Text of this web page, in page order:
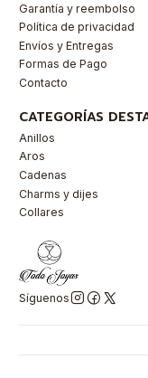
Garantía y reembolso
Política de privacidad
Envíos y Entregas
Formas de Pago
Contacto
CATEGORÍAS
Anillos
Aros
Cadenas
Charms y dijes
Collares
Síguenos